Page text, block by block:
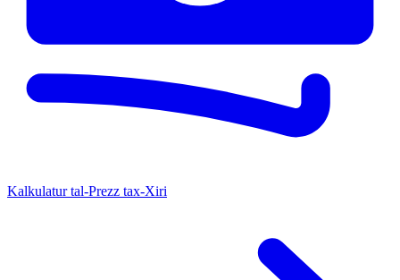
Kalkulatur tal-Prezz tax-Xiri